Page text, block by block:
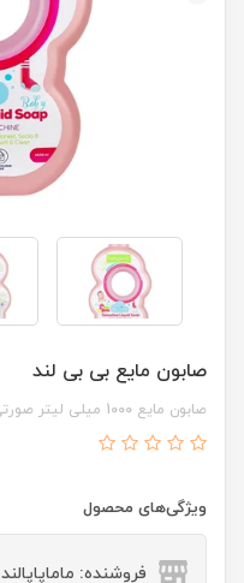
صابون مایع بی بی لند
صابون مایع 1000 میلی لیتر صورتی بی بی لند
ویژگی‌های محصول
فروشنده: ماماپاپالند